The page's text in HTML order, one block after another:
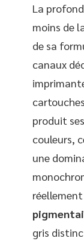
La
moins de
de sa
canaux
produit
couleurs,
une
gris